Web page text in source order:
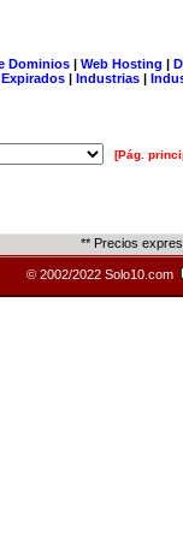
Dominios| Web Hosting |
| Industrias |
[Pág.
** Precios
© 2002/2022 Solo10.com